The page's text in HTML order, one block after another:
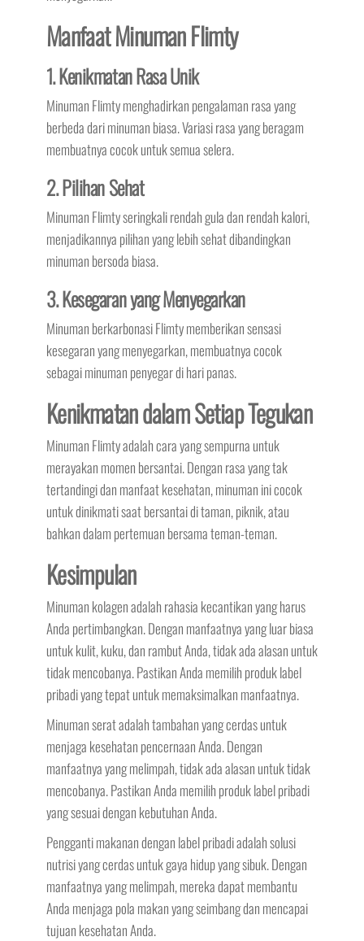
Manfaat Minuman Flimty
1. Kenikmatan Rasa Unik
Minuman Flimty menghadirkan pengalaman rasa yang
berbeda dari minuman biasa. Variasi rasa yang beragam
membuatnya cocok untuk semua selera.
2. Pilihan Sehat
Minuman Flimty seringkali rendah gula dan rendah kalori,
menjadikannya pilihan yang lebih sehat dibandingkan
minuman bersoda biasa.
3. Kesegaran yang Menyegarkan
Minuman berkarbonasi Flimty memberikan sensasi
kesegaran yang menyegarkan, membuatnya cocok
sebagai minuman penyegar di hari panas.
Kenikmatan dalam Setiap Tegukan
Minuman Flimty adalah cara yang sempurna untuk
merayakan momen bersantai. Dengan rasa yang tak
tertandingi dan manfaat kesehatan, minuman ini cocok
untuk dinikmati saat bersantai di taman, piknik, atau
bahkan dalam pertemuan bersama teman-teman.
Kesimpulan
Minuman kolagen adalah rahasia kecantikan yang harus
Anda pertimbangkan. Dengan manfaatnya yang luar biasa
untuk kulit, kuku, dan rambut Anda, tidak ada alasan untuk
tidak mencobanya. Pastikan Anda memilih produk label
pribadi yang tepat untuk memaksimalkan manfaatnya.
Minuman serat adalah tambahan yang cerdas untuk
menjaga kesehatan pencernaan Anda. Dengan
manfaatnya yang melimpah, tidak ada alasan untuk tidak
mencobanya. Pastikan Anda memilih produk label pribadi
yang sesuai dengan kebutuhan Anda.
Pengganti makanan dengan label pribadi adalah solusi
nutrisi yang cerdas untuk gaya hidup yang sibuk. Dengan
manfaatnya yang melimpah, mereka dapat membantu
Anda menjaga pola makan yang seimbang dan mencapai
tujuan kesehatan Anda.